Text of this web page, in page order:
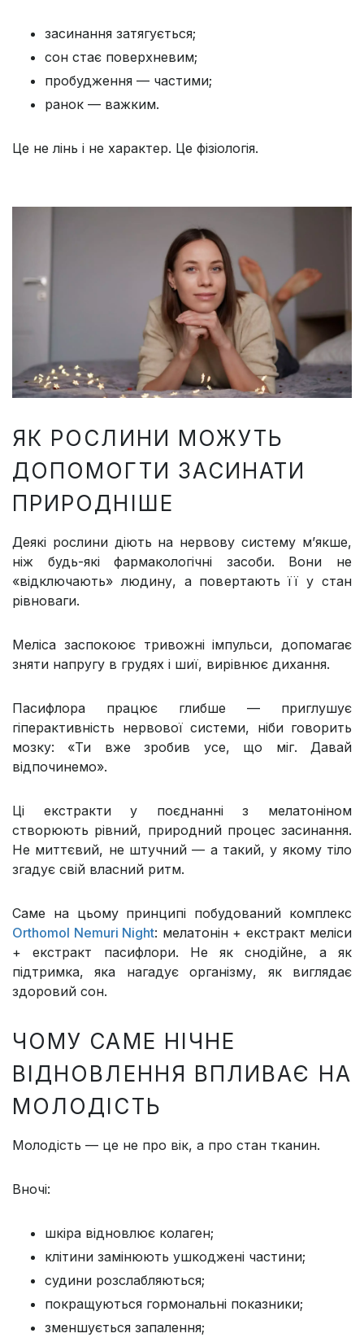
засинання затягується;
сон стає поверхневим;
пробудження — частими;
ранок — важким.
Це не лінь і не характер. Це фізіологія.
ЯК РОСЛИНИ МОЖУТЬ
ДОПОМОГТИ ЗАСИНАТИ
ПРИРОДНІШЕ
Деякі рослини діють на нервову систему м’якше,
ніж будь-які фармакологічні засоби. Вони не
«відключають» людину, а повертають її у стан
рівноваги.
Меліса заспокоює тривожні імпульси, допомагає
зняти напругу в грудях і шиї, вирівнює дихання.
Пасифлора працює глибше — приглушує
гіперактивність нервової системи, ніби говорить
мозку: «Ти вже зробив усе, що міг. Давай
відпочинемо».
Ці екстракти у поєднанні з мелатоніном
створюють рівний, природний процес засинання.
Не миттєвий, не штучний — а такий, у якому тіло
згадує свій власний ритм.
Саме на цьому принципі побудований комплекс
Orthomol Nemuri Night: мелатонін + екстракт меліси
+ екстракт пасифлори. Не як снодійне, а як
підтримка, яка нагадує організму, як виглядає
здоровий сон.
ЧОМУ САМЕ НІЧНЕ
ВІДНОВЛЕННЯ ВПЛИВАЄ НА
МОЛОДІСТЬ
Молодість — це не про вік, а про стан тканин.
Вночі:
шкіра відновлює колаген;
клітини замінюють ушкоджені частини;
судини розслабляються;
покращуються гормональні показники;
зменшується запалення;